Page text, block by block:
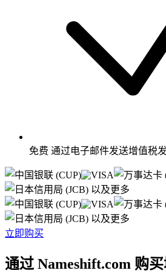
免费 通过电子邮件发送增值税
以及更多
以及更多
立即购买
通过 Nameshift.com 购